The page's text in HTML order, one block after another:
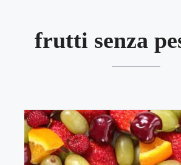
frutti senza